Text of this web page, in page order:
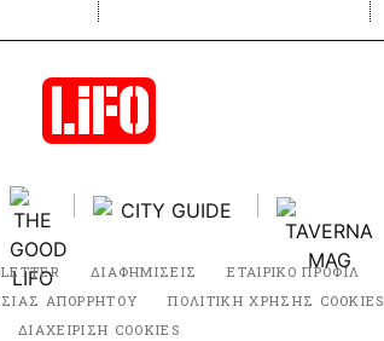
ΔΙΑΦΗΜΙΣΕΙΣ ΕΤΑΙΡΙΚΟ ΠΡΟΦΙΛ
ΑΠΟΡΡΗΤΟΥ
ΠΟΛΙΤΙΚΗ ΧΡΗΣΗΣ COOKIES
ΔΙΑΧΕΙΡΙΣΗ COOKIES